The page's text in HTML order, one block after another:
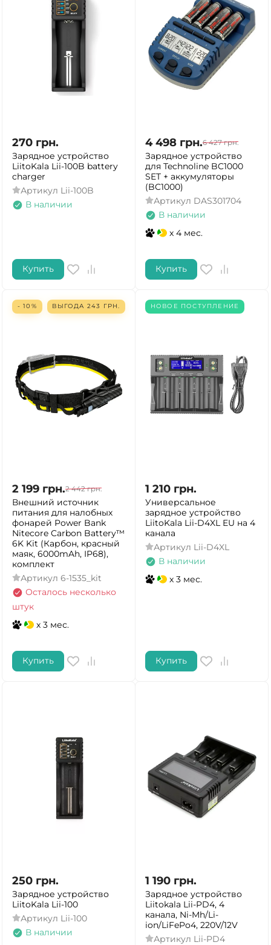
270 грн.
Зарядное устройство
LiitoKala Lii-100B battery
charger
Артикул Lii-100B
В наличии
Купить
4 498 грн.6 427 грн.
Зарядное устройство
для Technoline BC1000
SET + аккумуляторы
(BC1000)
Артикул DAS301704
В наличии
x 4 мес.
Купить
- 10% ВЫГОДА 243 ГРН.
2 199 грн.2 442 грн.
Внешний источник
питания для налобных
фонарей Power Bank
Nitecore Carbon Battery™
6K Kit (Карбон, красный
маяк, 6000mAh, IP68),
комплект
Артикул 6-1535_kit
Осталось несколько
штук
x 3 мес.
Купить
НОВОЕ ПОСТУПЛЕНИЕ
1 210 грн.
Универсальное
зарядное устройство
LiitoKala Lii-D4XL EU на 4
канала
Артикул Lii-D4XL
В наличии
x 3 мес.
Купить
250 грн.
Зарядное устройство
LiitoKala Lii-100
Артикул Lii-100
В наличии
1 190 грн.
Зарядное устройство
Liitokala Lii-PD4, 4
канала, Ni-Mh/Li-
ion/LiFePo4, 220V/12V
Артикул Lii-PD4